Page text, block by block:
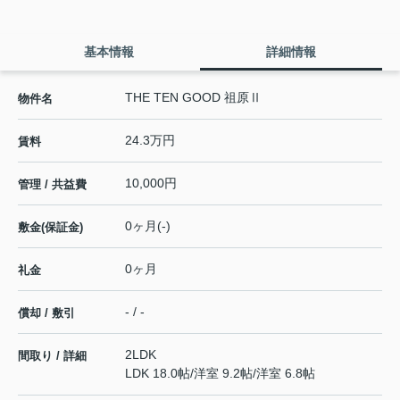
基本情報 詳細情報
物件名 THE TEN GOOD 祖原Ⅱ
賃料 24.3万円
管理 / 共益費 10,000円
敷金(保証金) 0ヶ月(-)
礼金 0ヶ月
償却 / 敷引 - / -
間取り / 詳細
2LDK
LDK 18.0帖/洋室 9.2帖/洋室 6.8帖